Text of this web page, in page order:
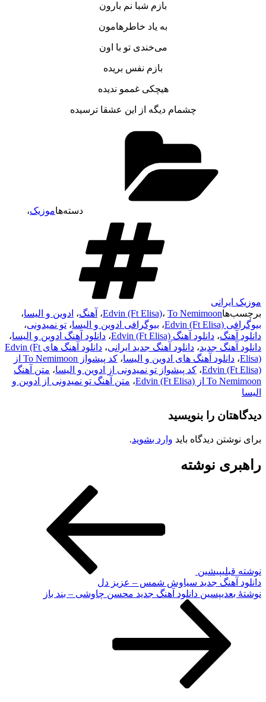
بازم شبا نم بارون
به یاد خاطرهامون
می‌خندی تو با اون
بازم نفس بریده
هیچکی غممو ندیده
چشمام دیگه از این عشقا ترسیده
دسته‌هاموزیک،
موزیک ایرانی
برچسب‌ها
Edvin (Ft Elisa)، To Nemimoon ، آهنگ، ادوین و الیسا،
بیوگرافی Edvin (Ft Elisa)
، بیوگرافی ادوین و الیسا، تو نمیدونی،
دانلود آهنگ، دانلود آهنگ Edvin (Ft Elisa) ، دانلود آهنگ ادوین و الیسا،
دانلود آهنگ جدید، دانلود آهنگ جدید ایرانی،
دانلود آهنگ های Edvin (Ft
Elisa)، دانلود آهنگ های ادوین و الیسا،
کد پیشواز To Nemimoon از
Edvin (Ft Elisa)، کد پیشواز تو نمیدونی از ادوین و الیسا، متن آهنگ
To Nemimoon از Edvin (Ft Elisa)
، متن آهنگ تو نمیدونی از ادوین و
الیسا
دیدگاهتان را بنویسید
برای نوشتن دیدگاه باید وارد بشوید.
راهبری نوشته
نوشته قبلیپیشین
دانلود آهنگ جدید سیاوش شمس – عزیز دل
نوشته‌ٔ بعدیپسین دانلود آهنگ جدید محسن چاوشی – بند باز